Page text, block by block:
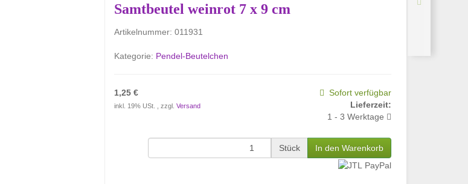
Samtbeutel weinrot 7 x 9 cm
Artikelnummer: 011931
Kategorie: Pendel-Beutelchen
1,25 €
inkl. 19% USt. , zzgl. Versand
Sofort verfügbar
Lieferzeit:
1 - 3 Werktage
Stück In den Warenkorb